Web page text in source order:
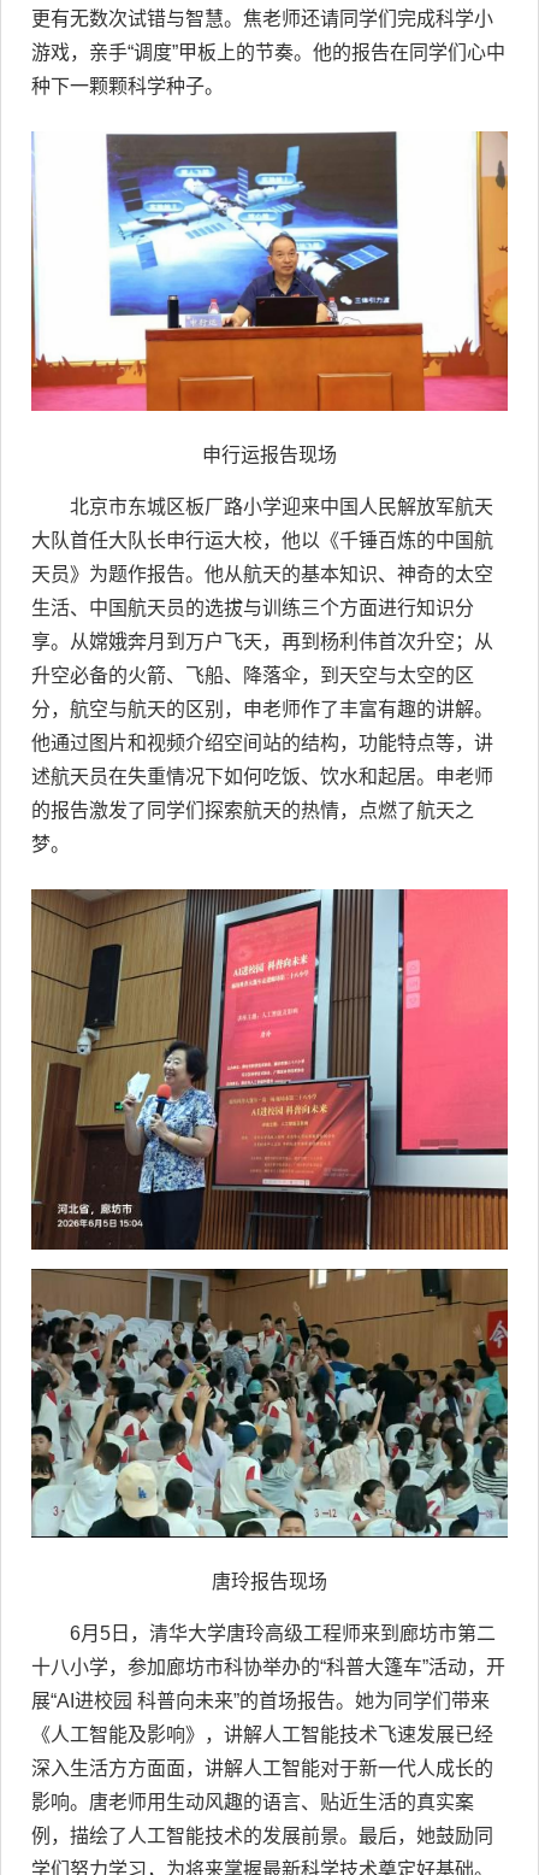
更有无数次试错与智慧。焦老师还请同学们完成科学小
游戏，亲手“调度”甲板上的节奏。他的报告在同学们心中
种下一颗颗科学种子。
申行运报告现场
北京市东城区板厂路小学迎来中国人民解放军航天
大队首任大队长申行运大校，他以《千锤百炼的中国航
天员》为题作报告。他从航天的基本知识、神奇的太空
生活、中国航天员的选拔与训练三个方面进行知识分
享。从嫦娥奔月到万户飞天，再到杨利伟首次升空；从
升空必备的火箭、飞船、降落伞，到天空与太空的区
分，航空与航天的区别，申老师作了丰富有趣的讲解。
他通过图片和视频介绍空间站的结构，功能特点等，讲
述航天员在失重情况下如何吃饭、饮水和起居。申老师
的报告激发了同学们探索航天的热情，点燃了航天之
梦。
唐玲报告现场
6月5日，清华大学唐玲高级工程师来到廊坊市第二
十八小学，参加廊坊市科协举办的“科普大篷车”活动，开
展“AI进校园 科普向未来”的首场报告。她为同学们带来
《人工智能及影响》，讲解人工智能技术飞速发展已经
深入生活方方面面，讲解人工智能对于新一代人成长的
影响。唐老师用生动风趣的语言、贴近生活的真实案
例，描绘了人工智能技术的发展前景。最后，她鼓励同
学们努力学习，为将来掌握最新科学技术奠定好基础。